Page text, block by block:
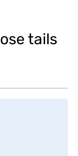
tails